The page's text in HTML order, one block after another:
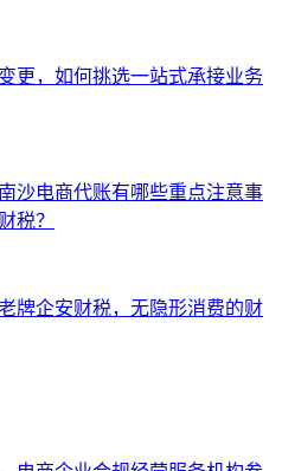
更，如何挑选一站式承接业务
沙电商代账有哪些重点注意事
税？
牌企安财税，无隐形消费的财